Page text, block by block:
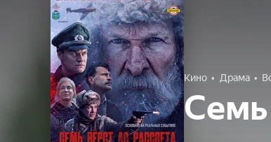
Кино Драма
Семь